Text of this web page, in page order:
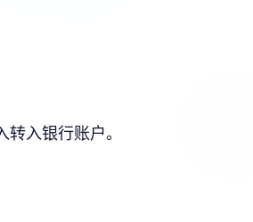
入银行账户。